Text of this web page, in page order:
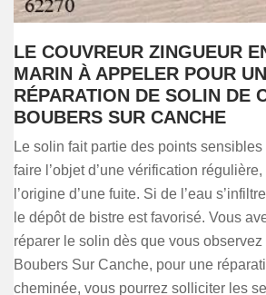
LE COUVREUR ZINGUEUR
MARIN À APPELER POUR
RÉPARATION DE SOLIN DE
BOUBERS SUR CANCHE
Le solin fait partie des points sensibles
faire l’objet d’une vérification
l’origine d’une fuite. Si de l’eau
le dépôt de bistre est favorisé. Vous
réparer le solin dès que vous
Boubers Sur Canche, pour une
cheminée, vous pourrez solliciter les